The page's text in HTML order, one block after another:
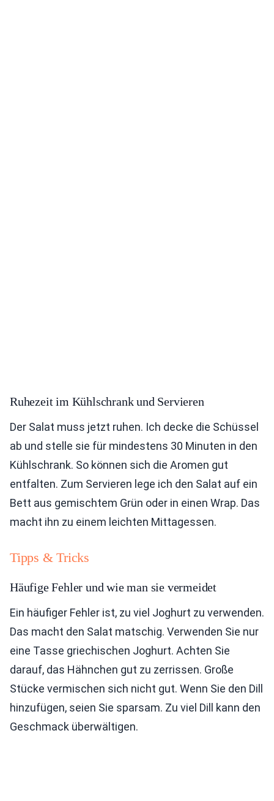
Ruhezeit im Kühlschrank und Servieren
Der Salat muss jetzt ruhen. Ich decke die Schüssel
ab und stelle sie für mindestens 30 Minuten in den
Kühlschrank. So können sich die Aromen gut
entfalten. Zum Servieren lege ich den Salat auf ein
Bett aus gemischtem Grün oder in einen Wrap. Das
macht ihn zu einem leichten Mittagessen.
Tipps & Tricks
Häufige Fehler und wie man sie vermeidet
Ein häufiger Fehler ist, zu viel Joghurt zu verwenden.
Das macht den Salat matschig. Verwenden Sie nur
eine Tasse griechischen Joghurt. Achten Sie
darauf, das Hähnchen gut zu zerrissen. Große
Stücke vermischen sich nicht gut. Wenn Sie den Dill
hinzufügen, seien Sie sparsam. Zu viel Dill kann den
Geschmack überwältigen.